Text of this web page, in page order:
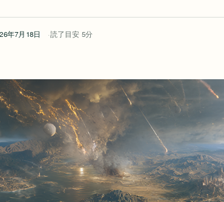
年7月18日 読了目安 5分